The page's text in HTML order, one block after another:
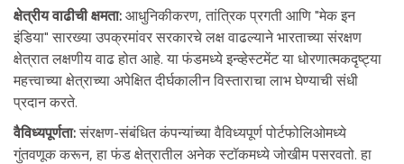
क्षेत्रीय वाढीची क्षमता: आधुनिकीकरण, तांत्रिक प्रगती आणि "मेक इन
इंडिया" सारख्या उपक्रमांवर सरकारचे लक्ष वाढल्याने भारताच्या संरक्षण
क्षेत्रात लक्षणीय वाढ होत आहे. या फंडमध्ये इन्व्हेस्टमेंट या धोरणात्मकदृष्ट्या
महत्त्वाच्या क्षेत्राच्या अपेक्षित दीर्घकालीन विस्ताराचा लाभ घेण्याची संधी
प्रदान करते.
वैविध्यपूर्णता: संरक्षण-संबंधित कंपन्यांच्या वैविध्यपूर्ण पोर्टफोलिओमध्ये
गुंतवणूक करून, हा फंड क्षेत्रातील अनेक स्टॉकमध्ये जोखीम पसरवतो. हा